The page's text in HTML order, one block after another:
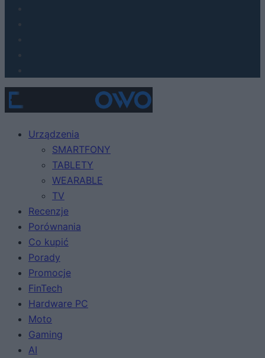
Urządzenia
SMARTFONY
TABLETY
WEARABLE
TV
Recenzje
Porównania
Co kupić
Porady
Promocje
FinTech
Hardware PC
Moto
Gaming
AI